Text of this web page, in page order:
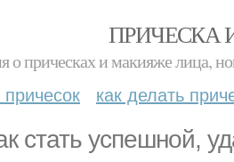
ПРИЧЕСКА
о прическах и макияже лица,
как делать
стать ycпешной,